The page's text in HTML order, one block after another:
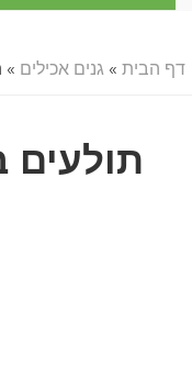
דף הבית » גנים אכילים »
תולעים